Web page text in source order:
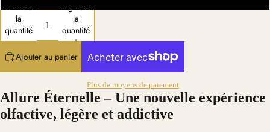
Diminuer
la
quantité
Augmenter
la
quantité
Ajouter au panier
Plus de moyens de paiement
Allure Éternelle – Une nouvelle expérience
olfactive, légère et addictive